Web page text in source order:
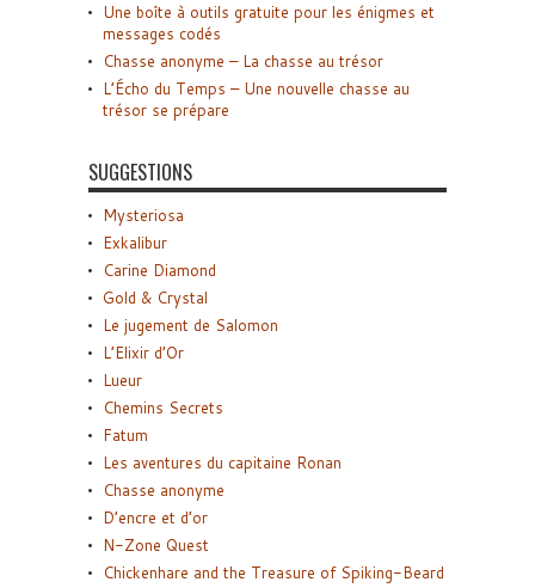
Une boîte à outils gratuite pour les énigmes et
messages codés
Chasse anonyme – La chasse au trésor
L’Écho du Temps – Une nouvelle chasse au
trésor se prépare
SUGGESTIONS
Mysteriosa
Exkalibur
Carine Diamond
Gold & Crystal
Le jugement de Salomon
L’Elixir d’Or
Lueur
Chemins Secrets
Fatum
Les aventures du capitaine Ronan
Chasse anonyme
D’encre et d’or
N-Zone Quest
Chickenhare and the Treasure of Spiking-Beard